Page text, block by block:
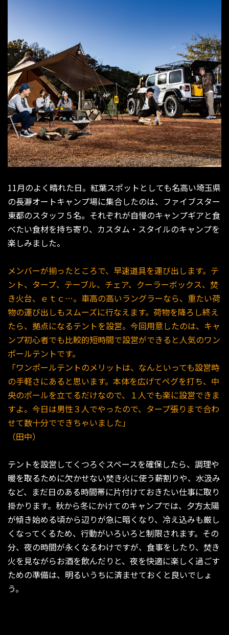
11月のよく晴れた日。紅葉スポットとしても名高い埼玉県
の長瀞オートキャンプ場に集合したのは、ファイブスター
東都のスタッフ５名。それぞれが自慢のキャンプギアと食
べたい食材を持ち寄り、カスタム・スタイルのキャンプを
楽しみました。
メンバーが揃ったところで、早速道具を運び出します。テ
ント、タープ、テーブル、チェア、クーラーボックス、焚
き火台、ｅｔｃ…。車高の高いラングラーなら、重たい荷
物の運び出しもスムーズに行なえます。荷物を降ろし終え
たら、拠点になるテントを設営。今回用意したのは、キャ
ンプ初心者でも比較的短時間で設営ができると人気のワン
ポールテントです。
「ワンポールテントのメリットは、なんといっても設営時
の手軽さにあると思います。本体を広げてペグを打ち、中
央のポールを立てるだけなので、１人でも楽に設営できま
すよ。今日は男性３人でやったので、タープ張りまで合わ
せて数十分でできちゃいました」
（田中）
テントを設営してくつろぐスペースを確保したら、調理や
暖を取るために欠かせない焚き火に使う薪割りや、水汲み
など、まだ日のある時間帯に片付けておきたい仕事に取り
掛かります。秋から冬にかけてのキャンプでは、夕方太陽
が傾き始める頃から辺りが急に暗くなり、冷え込みも厳し
くなってくるため、行動がいろいろと制限されます。その
分、夜の時間が永くなるわけですが、食事をしたり、焚き
火を見ながらお酒を飲んだりと、夜を快適に楽しく過ごす
ための準備は、明るいうちに済ませておくと良いでしょ
う。